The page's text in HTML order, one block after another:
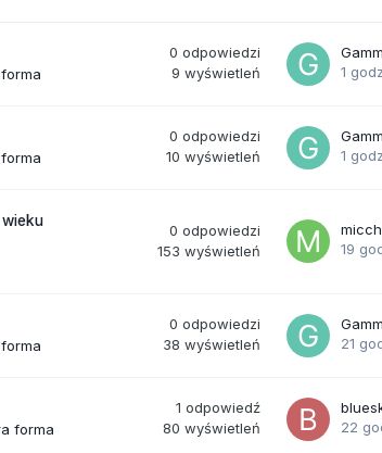
0 odpowiedzi
9 wyświetleń
1
0 odpowiedzi
10 wyświetleń
1
wieku
0 odpowiedzi
153 wyświetleń
19
0 odpowiedzi
38 wyświetleń
21
forma
1 odpowiedź
80 wyświetleń
22